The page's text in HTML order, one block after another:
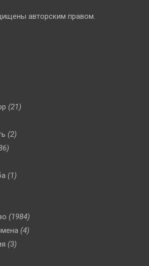
авторским правом.
(21)
(2)
(1)
(1984)
(4)
(3)